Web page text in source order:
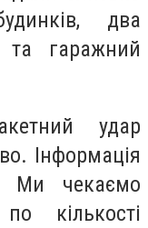
два
та гаражний
удар
Інформація
Ми чекаємо
кількості